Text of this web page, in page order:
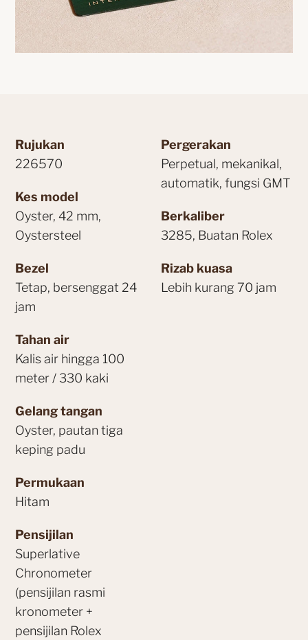
Rujukan
226570
Kes model
Oyster, 42 mm,
Oystersteel
Bezel
Tetap, bersenggat 24
jam
Tahan air
Kalis air hingga 100
meter / 330 kaki
Pergerakan
Perpetual, mekanikal,
automatik, fungsi GMT
Berkaliber
3285, Buatan Rolex
Rizab kuasa
Lebih kurang 70 jam
Gelang tangan
Oyster, pautan tiga
keping padu
Permukaan
Hitam
Pensijilan
Superlative
Chronometer
(pensijilan rasmi
kronometer +
pensijilan Rolex